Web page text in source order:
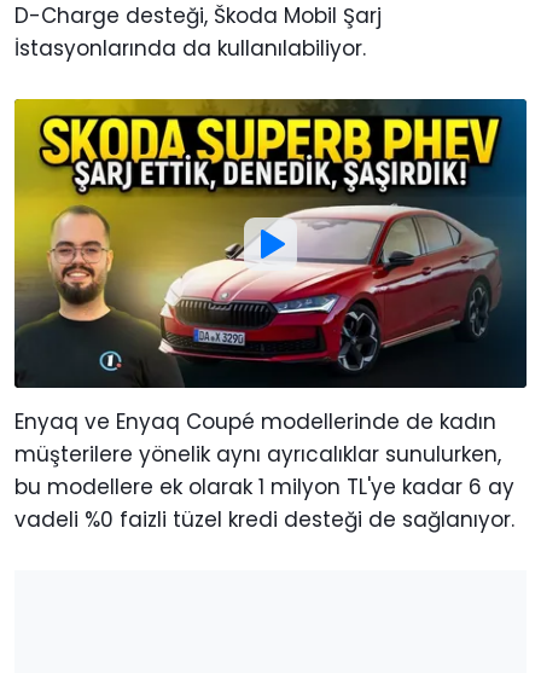
D-Charge desteği, Škoda Mobil Şarj
İstasyonlarında da kullanılabiliyor.
Enyaq ve Enyaq Coupé modellerinde de kadın
müşterilere yönelik aynı ayrıcalıklar sunulurken,
bu modellere ek olarak 1 milyon TL'ye kadar 6 ay
vadeli %0 faizli tüzel kredi desteği de sağlanıyor.